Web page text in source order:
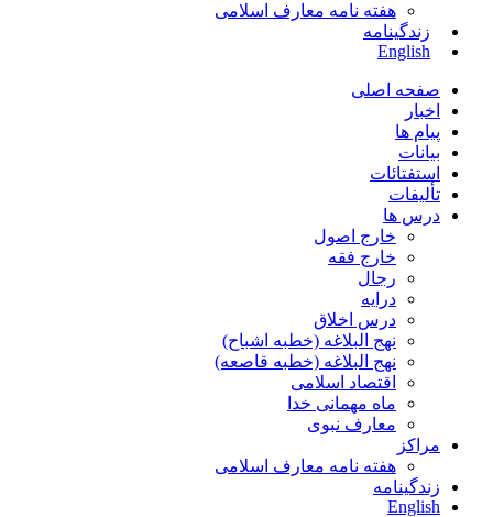
هفته نامه معارف اسلامی
زندگینامه
English
صفحه اصلی
اخبار
پیام ها
بیانات
استفتائات
تألیفات
درس ها
خارج اصول
خارج فقه
رجال
درایه
درس اخلاق
نهج البلاغه (خطبه اشباح)
نهج البلاغه (خطبه قاصعه)
اقتصاد اسلامی
ماه مهمانی خدا
معارف نبوی
مراکز
هفته نامه معارف اسلامی
زندگینامه
English